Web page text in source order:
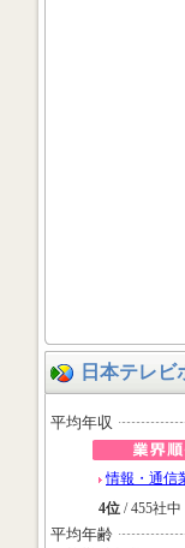
日本テレビ
平均年収
情報・通信
4位 / 455社中
平均年齢